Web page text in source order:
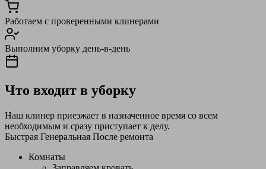
Работаем с проверенными клинерами
Выполним уборку день-в-день
Что входит в уборку
Наш клинер приезжает в назначенное время со всем
необходимым и сразу приступает к делу.
Быстрая Генеральная После ремонта
Комнаты